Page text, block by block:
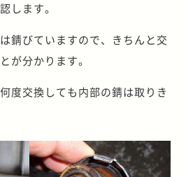
します。
錆びていますので、きちんと交
が分かります。
度交換しても内部の錆は取りき